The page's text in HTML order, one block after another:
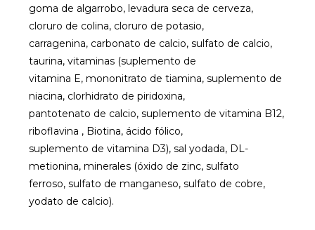
goma de algarrobo, levadura seca de cerveza,
cloruro de colina, cloruro de potasio,
carragenina, carbonato de calcio, sulfato de calcio,
taurina, vitaminas (suplemento de
vitamina E, mononitrato de tiamina, suplemento de
niacina, clorhidrato de piridoxina,
pantotenato de calcio, suplemento de vitamina B12,
riboflavina , Biotina, ácido fólico,
suplemento de vitamina D3), sal yodada, DL-
metionina, minerales (óxido de zinc, sulfato
ferroso, sulfato de manganeso, sulfato de cobre,
yodato de calcio).